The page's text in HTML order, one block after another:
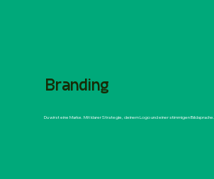
Branding
Du wirst eine Marke. Mit klarer Strategie, deinem Logo und einer stimmigen Bildsprache.